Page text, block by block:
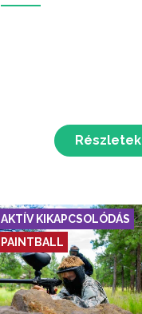
Részletek
AKTÍV KIKAPCSOLÓDÁS
PAINTBALL